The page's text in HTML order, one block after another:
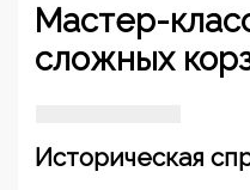
Мастер-
сложных
Историческая